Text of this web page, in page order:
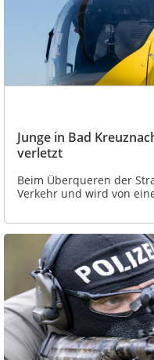
Junge in Bad
verletzt
Beim Überqueren der
Verkehr und wird von